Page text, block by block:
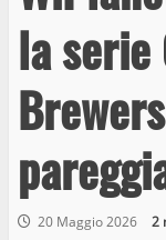
la
20 Maggio 2026 2